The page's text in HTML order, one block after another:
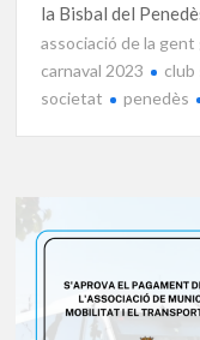
la Bisbal del
associació de la gent
carnaval 2023
club
societat
penedès